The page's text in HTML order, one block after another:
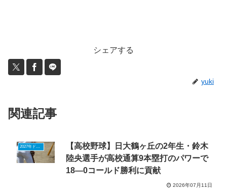
シェアする
yuki
関連記事
【高校野球】日大鶴ヶ丘の2年生・鈴木
陸央選手が高校通算9本塁打のパワーで
18―0コールド勝利に貢献
2026年07月11日